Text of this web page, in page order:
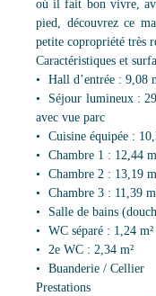
où il fait bon vivre,
pied, découvrez ce
petite copropriété très
Caractéristiques et
Hall d’entrée : 9,08
Séjour lumineux :
avec vue parc
Cuisine équipée :
Chambre 1 : 12,44
Chambre 2 : 13,19
Chambre 3 : 11,39
Salle de bains
WC séparé : 1,24 m²
2e WC : 2,34 m²
Buanderie / Cellier
Prestations